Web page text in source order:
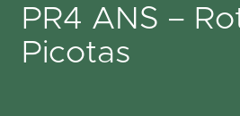
PR4 ANS –
Picotas